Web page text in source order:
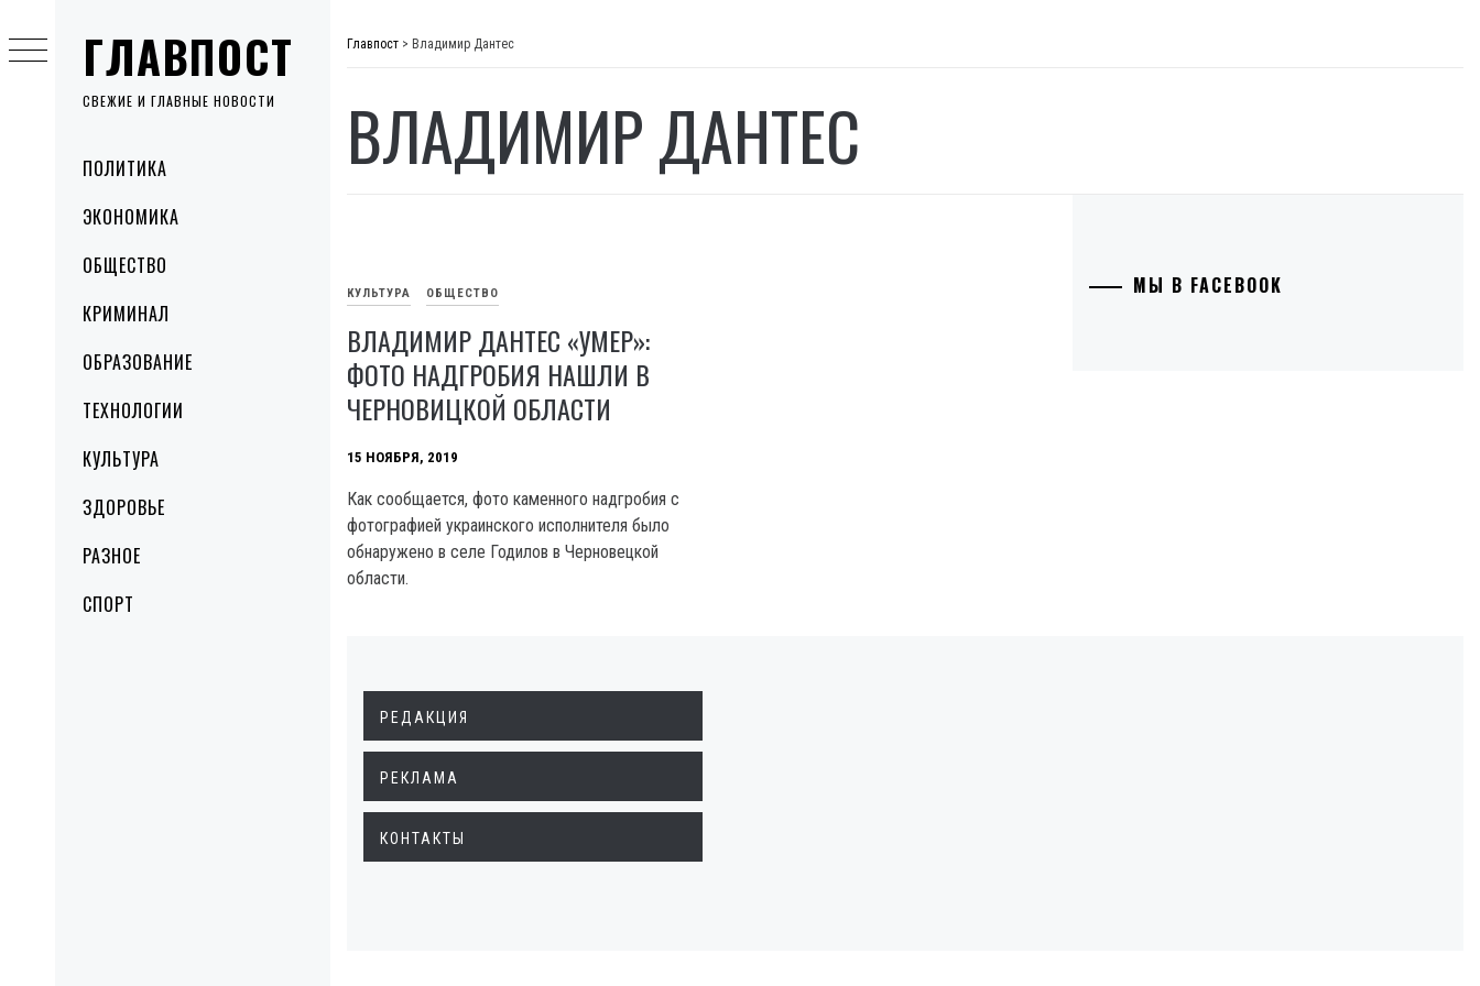
ГЛАВПОСТ
СВЕЖИЕ И ГЛАВНЫЕ НОВОСТИ
MenuПОЛИТИКА
ЭКОНОМИКА
ОБЩЕСТВО
КРИМИНАЛ
ОБРАЗОВАНИЕ
ТЕХНОЛОГИИ
КУЛЬТУРА
ЗДОРОВЬЕ
РАЗНОЕ
СПОРТ
to
content
Главпост > Владимир Дантес
ВЛАДИМИР ДАНТЕС
КУЛЬТУРА ОБЩЕСТВО
ВЛАДИМИР ДАНТЕС «УМЕР»:
ФОТО НАДГРОБИЯ НАШЛИ В
ЧЕРНОВИЦКОЙ ОБЛАСТИ
15 НОЯБРЯ, 2019
Как сообщается, фото каменного надгробия с
фотографией украинского исполнителя было
обнаружено в селе Годилов в Черновецкой
области.
МЫ В FACEBOOK
РЕДАКЦИЯ
РЕКЛАМА
КОНТАКТЫ